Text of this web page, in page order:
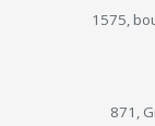
1575,
871,